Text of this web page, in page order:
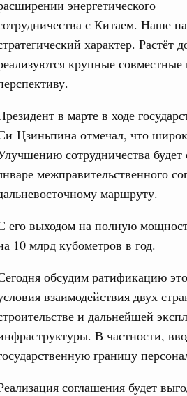
энергетического
с Китаем. Наше
характер. Растёт
крупные
в марте в ходе
Цзиньпина отмечал, что
сотрудничества
межправительственного
маршруту.
его выходом на полную
10 млрд кубометров в год.
обсудим ратификацию
взаимодействия двух
и дальнейшей
В частности,
границу
соглашения будет
законов, бюджетные
19 марта, четверг
(2026 год, №9)
законов.
12 марта, четверг
(2026 год, №8)
5 марта, четверг
(2026 год, №7)
законов, бюджетные